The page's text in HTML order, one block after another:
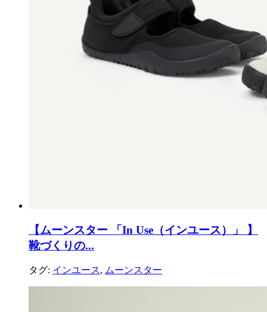
【ムーンスター 「In Use（インユース）」 】
靴づくりの...
タグ: インユース, ムーンスター